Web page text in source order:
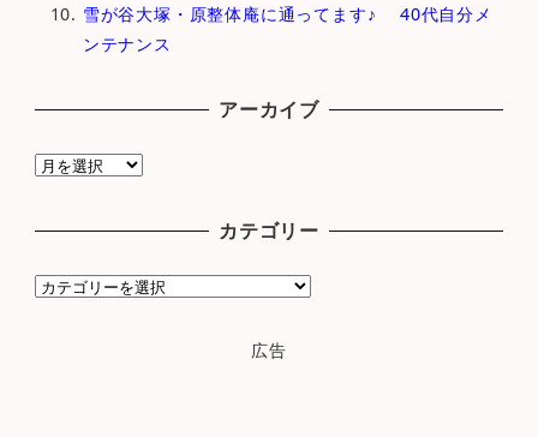
雪が谷大塚・原整体庵に通ってます♪ 40代自分メ
ンテナンス
アーカイブ
ア
ブ
カテゴリー
カ
広告